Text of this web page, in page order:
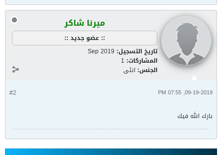
ميرنا شاكر
:: عضو جديد ::
تاريخ التسجيل: Sep 2019
المشاركات: 1
الجنس: انثى
#2 09-19-2019, 07:55 PM
بارك الله فيك